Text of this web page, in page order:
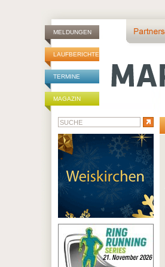
MELDUNGEN
LAUFBERICHTE
TERMINE
MAGAZIN